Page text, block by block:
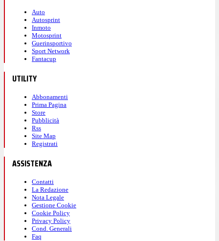
Auto
Autosprint
Inmoto
Motosprint
Guerinsportivo
Sport Network
Fantacup
UTILITY
Abbonamenti
Prima Pagina
Store
Pubblicità
Rss
Site Map
Registrati
ASSISTENZA
Contatti
La Redazione
Nota Legale
Gestione Cookie
Cookie Policy
Privacy Policy
Cond. Generali
Faq